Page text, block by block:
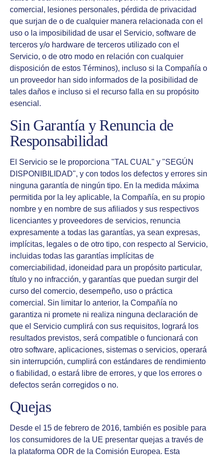
comercial, lesiones personales, pérdida de privacidad
que surjan de o de cualquier manera relacionada con el
uso o la imposibilidad de usar el Servicio, software de
terceros y/o hardware de terceros utilizado con el
Servicio, o de otro modo en relación con cualquier
disposición de estos Términos), incluso si la Compañía o
un proveedor han sido informados de la posibilidad de
tales daños e incluso si el recurso falla en su propósito
esencial.
Sin Garantía y Renuncia de
Responsabilidad
El Servicio se le proporciona "TAL CUAL" y "SEGÚN
DISPONIBILIDAD", y con todos los defectos y errores sin
ninguna garantía de ningún tipo. En la medida máxima
permitida por la ley aplicable, la Compañía, en su propio
nombre y en nombre de sus afiliados y sus respectivos
licenciantes y proveedores de servicios, renuncia
expresamente a todas las garantías, ya sean expresas,
implícitas, legales o de otro tipo, con respecto al Servicio,
incluidas todas las garantías implícitas de
comerciabilidad, idoneidad para un propósito particular,
título y no infracción, y garantías que puedan surgir del
curso del comercio, desempeño, uso o práctica
comercial. Sin limitar lo anterior, la Compañía no
garantiza ni promete ni realiza ninguna declaración de
que el Servicio cumplirá con sus requisitos, logrará los
resultados previstos, será compatible o funcionará con
otro software, aplicaciones, sistemas o servicios, operará
sin interrupción, cumplirá con estándares de rendimiento
o fiabilidad, o estará libre de errores, y que los errores o
defectos serán corregidos o no.
Quejas
Desde el 15 de febrero de 2016, también es posible para
los consumidores de la UE presentar quejas a través de
la plataforma ODR de la Comisión Europea. Esta